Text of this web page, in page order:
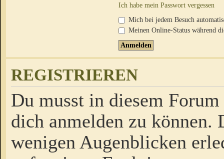
Ich habe mein Passwort vergessen
Mich bei jedem Besuch
Meinen Online-Status während
REGISTRIEREN
Du musst in diesem
dich anmelden zu
wenigen Augenblicken